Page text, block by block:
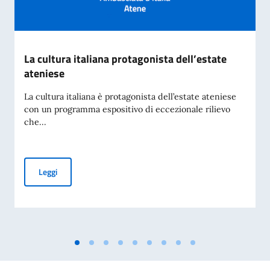
La cultura italiana protagonista dell’estate
ateniese
La cultura italiana è protagonista dell’estate ateniese
con un programma espositivo di eccezionale rilievo
che...
LeggiLa cultura italiana protagonista dell’estate ateniese